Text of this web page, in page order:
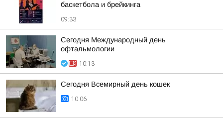
баскетбола и брейкинга
09:33
Сегодня Международный день
офтальмологии
10:13
Сегодня Всемирный день кошек
10:06